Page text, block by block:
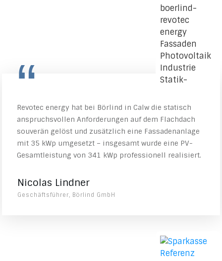
“
Revotec energy hat bei Börlind in Calw die statisch
anspruchsvollen Anforderungen auf dem Flachdach
souverän gelöst und zusätzlich eine Fassadenanlage
mit 35 kWp umgesetzt – insgesamt wurde eine PV-
Gesamtleistung von 341 kWp professionell realisiert.
Nicolas Lindner
Geschäftsführer, Börlind GmbH